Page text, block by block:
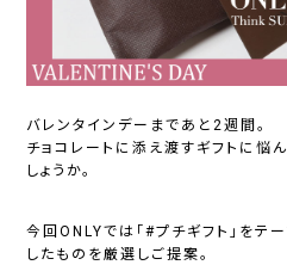
バレンタインデーまであと2週間。
チョコレートに添え渡すギフトに悩
しょうか。
今回ONLYでは「#プチギフト」をテ
したものを厳選しご提案。